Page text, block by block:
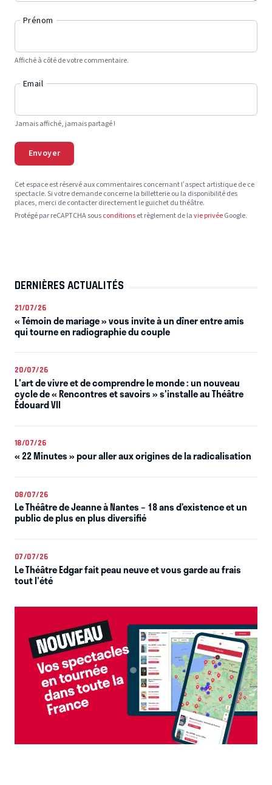
Prénom
Affiché à côté de votre commentaire.
Email
Jamais affiché, jamais partagé !
Envoyer
Cet espace est réservé aux commentaires concernant l’aspect artistique de ce
spectacle. Si votre demande concerne la billetterie ou la disponibilité des
places, merci de contacter directement le guichet du théâtre.
Protégé par reCAPTCHA sousconditionset règlement de lavie privéeGoogle.
DERNIÈRES ACTUALITÉS
21/07/26
« Témoin de mariage » vous invite à un dîner entre amis
qui tourne en radiographie du couple
20/07/26
L'art de vivre et de comprendre le monde : un nouveau
cycle de « Rencontres et savoirs » s'installe au Théâtre
Édouard VII
18/07/26
« 22 Minutes » pour aller aux origines de la radicalisation
08/07/26
Le Théâtre de Jeanne à Nantes – 18 ans d’existence et un
public de plus en plus diversifié
07/07/26
Le Théâtre Edgar fait peau neuve et vous garde au frais
tout l'été